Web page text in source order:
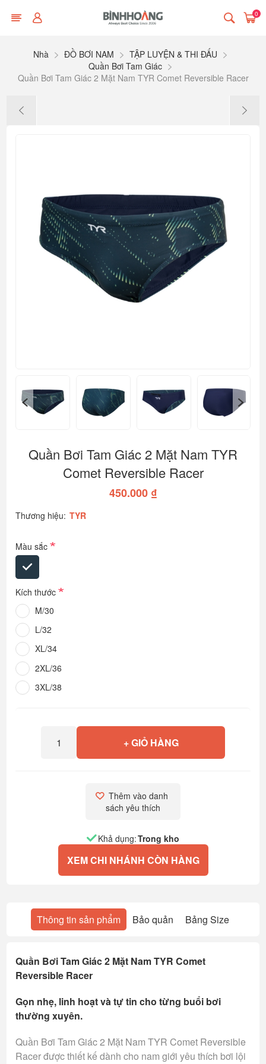
0
Nhà ĐỒ BƠI NAM
TẬP LUYỆN & THI ĐẤU
Quần Bơi Tam Giác
Quần Bơi Tam Giác 2 Mặt Nam TYR Comet Reversible Racer
Quần Bơi Tam Giác 2 Mặt Nam TYR
Comet Reversible Racer
450.000 ₫
Thương hiệu: TYR
Màu sắc*
Kích thước*
M/30
L/32
XL/34
2XL/36
3XL/38
+ GIỎ HÀNG
Thêm vào danh
sách yêu thích
Khả dụng:Trong kho
XEM CHI NHÁNH CÒN HÀNG
Thông tin sản phẩm Bảo quản Bảng Size
Quần Bơi Tam Giác 2 Mặt Nam TYR Comet
Reversible Racer
Gọn nhẹ, linh hoạt và tự tin cho từng buổi bơi
thường xuyên.
Quần Bơi Tam Giác 2 Mặt Nam TYR Comet Reversible
Racer được thiết kế dành cho nam giới yêu thích bơi lội